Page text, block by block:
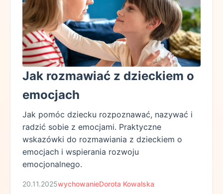
Jak rozmawiać z dzieckiem o
emocjach
Jak pomóc dziecku rozpoznawać, nazywać i
radzić sobie z emocjami. Praktyczne
wskazówki do rozmawiania z dzieckiem o
emocjach i wspierania rozwoju
emocjonalnego.
20.11.2025wychowanieDorota Kowalska